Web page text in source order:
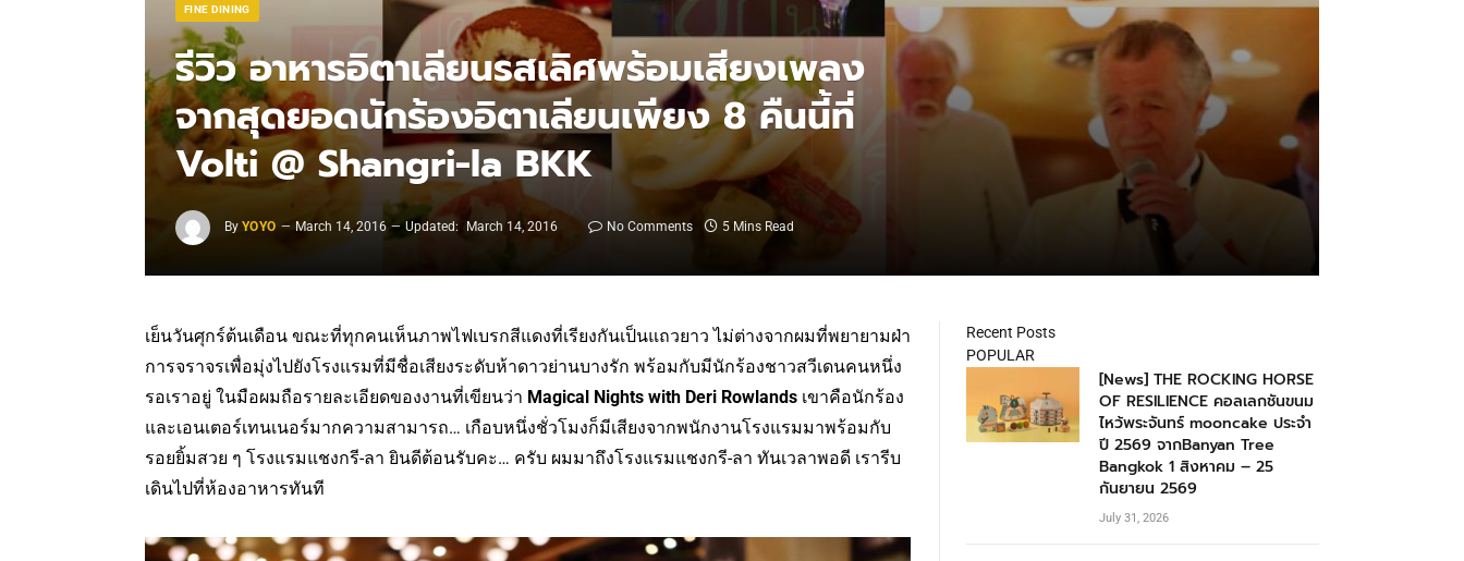
FINE DINING
รีวิว อาหารอิตาเลียนรสเลิศพร้อมเสียงเพลง
จากสุดยอดนักร้องอิตาเลียนเพียง 8 คืนนี้ที่
Volti @ Shangri-la BKK
By YOYO March 14, 2016 Updated: March 14, 2016 No Comments 5 Mins Read
เย็นวันศุกร์ต้นเดือน ขณะที่ทุกคนเห็นภาพไฟเบรกสีแดงที่เรียงกันเป็นแถวยาว ไม่ต่างจากผมที่พยายามฝ่า
การจราจรเพื่อมุ่งไปยังโรงแรมที่มีชื่อเสียงระดับห้าดาวย่านบางรัก พร้อมกับมีนักร้องชาวสวีเดนคนหนึ่ง
รอเราอยู่ ในมือผมถือรายละเอียดของงานที่เขียนว่า Magical Nights with Deri Rowlands เขาคือนักร้อง
และเอนเตอร์เทนเนอร์มากความสามารถ… เกือบหนึ่งชั่วโมงก็มีเสียงจากพนักงานโรงแรมมาพร้อมกับ
รอยยิ้มสวย ๆ โรงแรมแชงกรี-ลา ยินดีต้อนรับคะ… ครับ ผมมาถึงโรงแรมแชงกรี-ลา ทันเวลาพอดี เรารีบ
เดินไปที่ห้องอาหารทันที
Recent Posts
POPULAR
[News] THE ROCKING HORSE
OF RESILIENCE คอลเลกชันขนม
ไหว้พระจันทร์ mooncake ประจำ
ปี 2569 จากBanyan Tree
Bangkok 1 สิงหาคม – 25
กันยายน 2569
July 31, 2026